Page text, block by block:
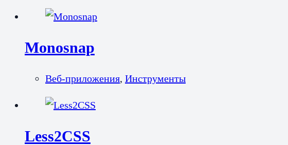
Monosnap
Веб-приложения, Инструменты
Less2CSS